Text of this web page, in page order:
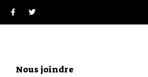
Nous joindre